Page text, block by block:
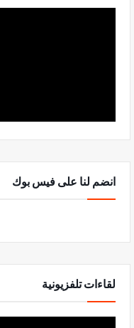
انضم لنا على فيس بوك
لقاءات تلفزيونية